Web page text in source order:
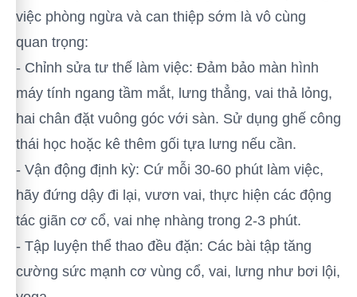
việc phòng ngừa và can thiệp sớm là vô cùng
quan trọng:
- Chỉnh sửa tư thế làm việc: Đảm bảo màn hình
máy tính ngang tầm mắt, lưng thẳng, vai thả lỏng,
hai chân đặt vuông góc với sàn. Sử dụng ghế công
thái học hoặc kê thêm gối tựa lưng nếu cần.
- Vận động định kỳ: Cứ mỗi 30-60 phút làm việc,
hãy đứng dậy đi lại, vươn vai, thực hiện các động
tác giãn cơ cổ, vai nhẹ nhàng trong 2-3 phút.
- Tập luyện thể thao đều đặn: Các bài tập tăng
cường sức mạnh cơ vùng cổ, vai, lưng như bơi lội,